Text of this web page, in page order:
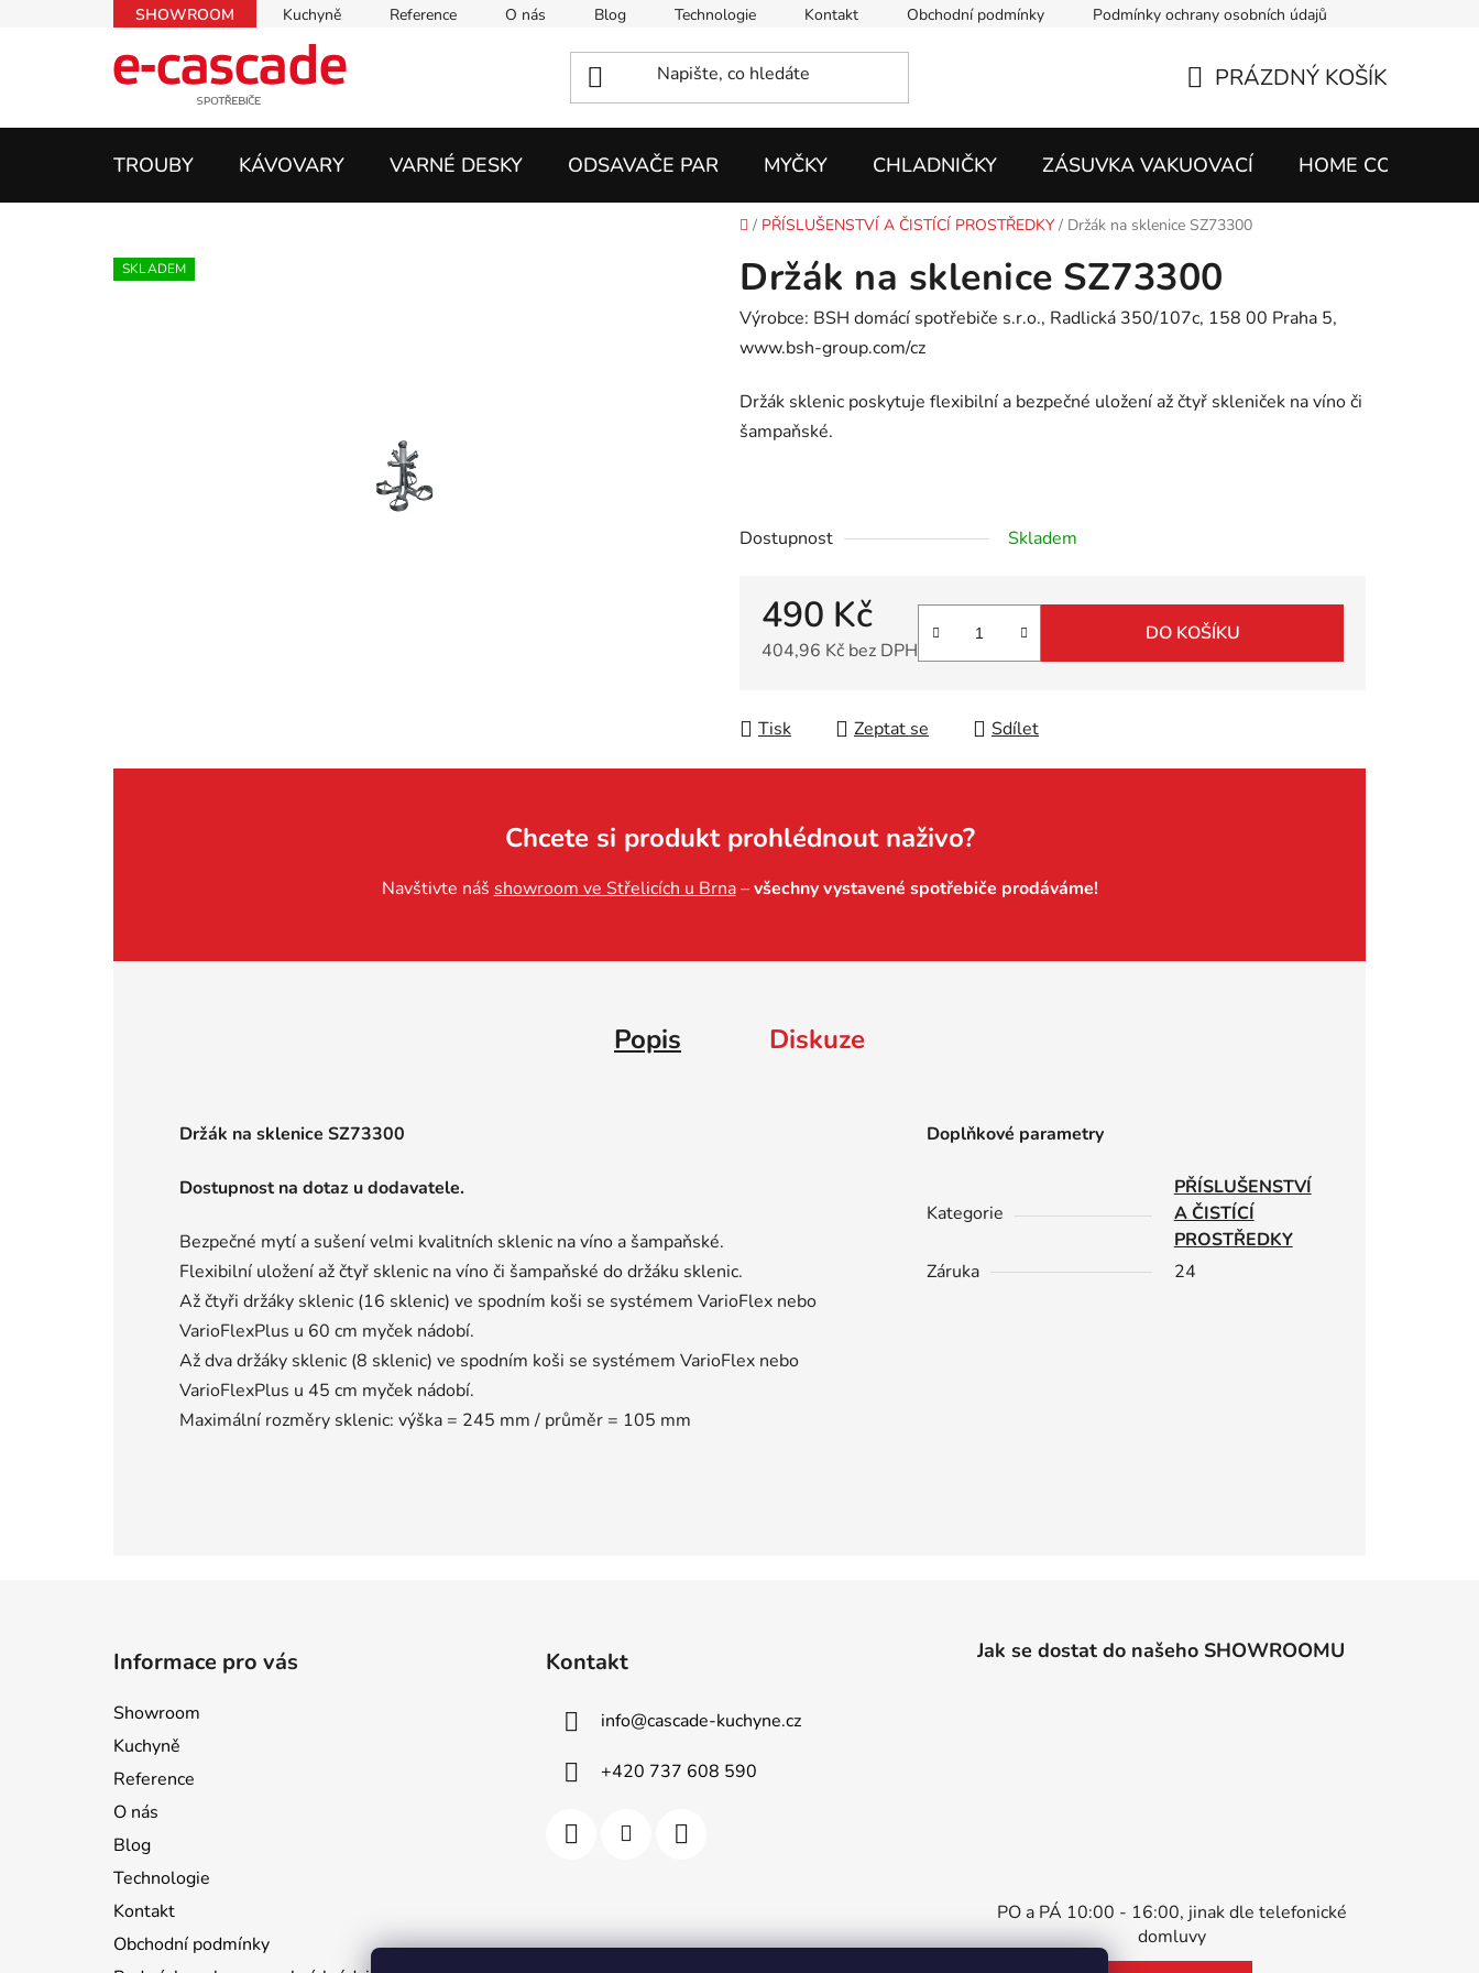
SHOWROOM Kuchyně Reference O nás Blog Technologie Kontakt Obchodní podmínky Podmínky ochrany osobních údajů
KOŠÍK
PRÁZDNÝ KOŠÍK
TROUBY KÁVOVARY VARNÉ DESKY ODSAVAČE PAR MYČKY CHLADNIČKY ZÁSUVKA VAKUOVACÍ HOME CONNECT
Domů
/ PŘÍSLUŠENSTVÍ A ČISTÍCÍ PROSTŘEDKY / Držák na sklenice SZ73300
Držák na sklenice SZ73300
Výrobce: BSH domácí spotřebiče s.r.o., Radlická 350/107c, 158 00 Praha 5,
www.bsh-group.com/cz
Držák sklenic poskytuje flexibilní a bezpečné uložení až čtyř skleniček na víno či
šampaňské.
Dostupnost Skladem
490 Kč
404,96 Kč bez DPH
DO KOŠÍKU
Tisk Zeptat se Sdílet
SKLADEM
Chcete si produkt prohlédnout naživo?
Navštivte náš showroom ve Střelicích u Brna–všechny vystavené spotřebiče prodáváme!
Popis Diskuze
Držák na sklenice SZ73300
Dostupnost na dotaz u dodavatele.
Bezpečné mytí a sušení velmi kvalitních sklenic na víno a šampaňské.
Flexibilní uložení až čtyř sklenic na víno či šampaňské do držáku sklenic.
Až čtyři držáky sklenic (16 sklenic) ve spodním koši se systémem VarioFlex nebo
VarioFlexPlus u 60 cm myček nádobí.
Až dva držáky sklenic (8 sklenic) ve spodním koši se systémem VarioFlex nebo
VarioFlexPlus u 45 cm myček nádobí.
Maximální rozměry sklenic: výška = 245 mm / průměr = 105 mm
Doplňkové parametry
Kategorie
PŘÍSLUŠENSTVÍ
A ČISTÍCÍ
PROSTŘEDKY
Záruka
24
Informace pro vás
Showroom
Kuchyně
Reference
O nás
Blog
Technologie
Kontakt
Obchodní podmínky
Kontakt
info@cascade-kuchyne.cz
+420 737 608 590
Jak se dostat do našeho SHOWROOMU
PO a PÁ 10:00 - 16:00, jinak dle telefonické
domluvy